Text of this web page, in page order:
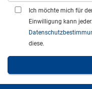
Ich möchte mich für
Einwilligung kann
diese.